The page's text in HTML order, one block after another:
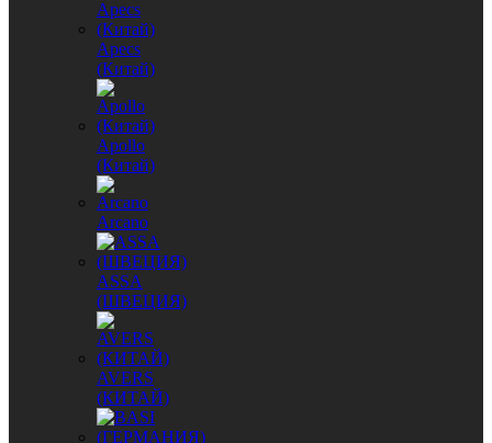
Apecs
(Китай)
Apollo
(Китай)
Arcano
ASSA
(ШВЕЦИЯ)
AVERS
(КИТАЙ)